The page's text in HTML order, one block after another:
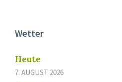
Wetter
Heute
7. AUGUST 2026